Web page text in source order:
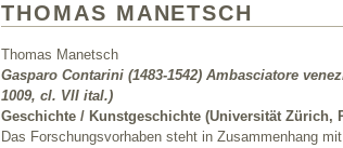
THOMAS MANETSCH
Thomas Manetsch
Gasparo Contarini (1483-1542) Ambasciatore
1009, cl. VII ital.)
Geschichte / Kunstgeschichte (Universität Zürich,
Das Forschungsvorhaben steht in Zusammenhang